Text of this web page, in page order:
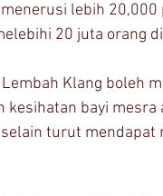
lebih 20,000
20 juta orang
Klang boleh
bayi
turut mendapat